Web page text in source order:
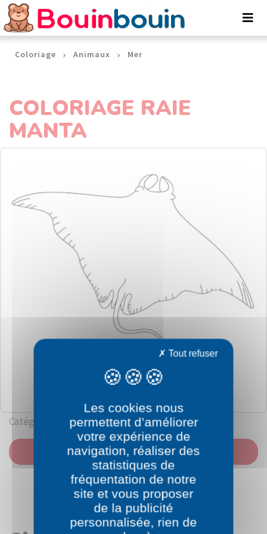
Coloriage Animaux Mer
COLORIAGE RAIE
MANTA
Catégorie: Mer
IMPRIMER
Panneau de gestion des cookies
Les cookies nous
permettent d’améliorer
votre expérience de
navigation, réaliser des
statistiques de
fréquentation de notre
site et vous proposer
de la publicité
personnalisée, rien de
Tout refuser